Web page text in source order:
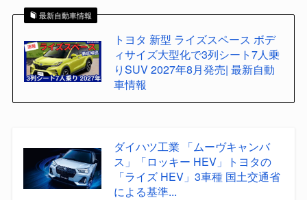
最新自動車情報
トヨタ 新型 ライズスペース ボデ
ィサイズ大型化で3列シート7人乗
りSUV 2027年8月発売| 最新自動
車情報
ダイハツ工業 「ムーヴキャンバ
ス」「ロッキー HEV」トヨタの
「ライズ HEV」3車種 国土交通省
による基準...